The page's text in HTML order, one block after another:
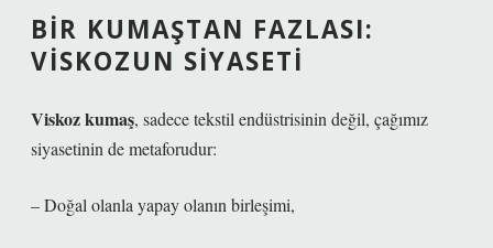
BIR KUMAŞTAN FAZLASI:
VISKOZUN SIYASETI
Viskoz kumaş, sadece tekstil endüstrisinin değil, çağımız
siyasetinin de metaforudur:
– Doğal olanla yapay olanın birleşimi,